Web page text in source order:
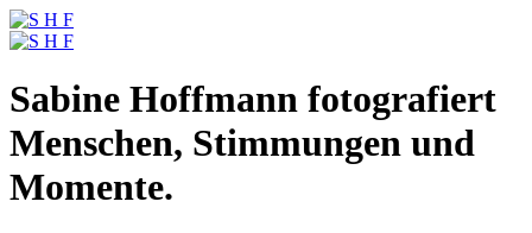
Sabine Hoffmann fotografiert
Menschen, Stimmungen und
Momente.